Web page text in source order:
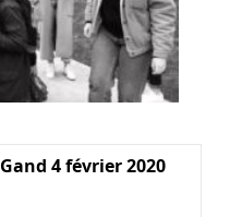
Gand 4 février 2020